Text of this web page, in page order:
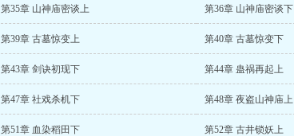
第35章 山神庙密谈上 第36章 山神庙密谈下
第39章 古墓惊变上 第40章 古墓惊变下
第43章 剑诀初现下 第44章 蛊祸再起上
第47章 社戏杀机下 第48章 夜盗山神庙上
第51章 血染稻田下 第52章 古井锁妖上